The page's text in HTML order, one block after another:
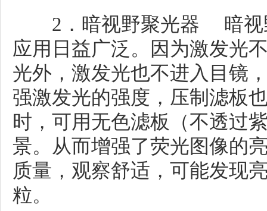
2．暗视野聚光器 暗视
应用日益广泛。因为激发光
光外，激发光也不进入目镜
强激发光的强度，压制滤板
时，可用无色滤板（不透过
景。从而增强了荧光图像的
质量，观察舒适，可能发现
粒。